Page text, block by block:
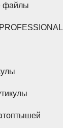
файлы